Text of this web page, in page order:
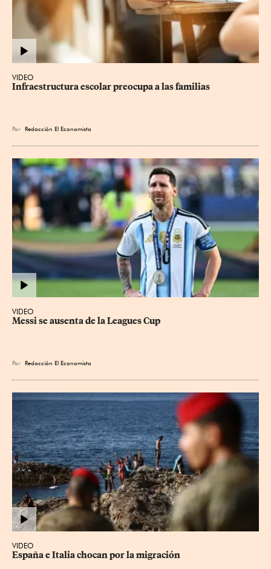
VIDEO
Infraestructura escolar preocupa a las familias
Por Redacción El Economista
VIDEO
Messi se ausenta de la Leagues Cup
Por Redacción El Economista
VIDEO
España e Italia chocan por la migración